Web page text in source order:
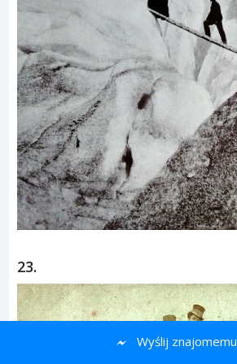
23.
Wyślij znajomemu